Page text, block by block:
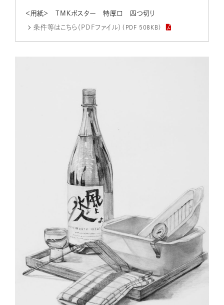
＜用紙＞ TMKポスター 特厚口 四つ切り
条件等はこちら（PDFファイル） （PDF 508KB）